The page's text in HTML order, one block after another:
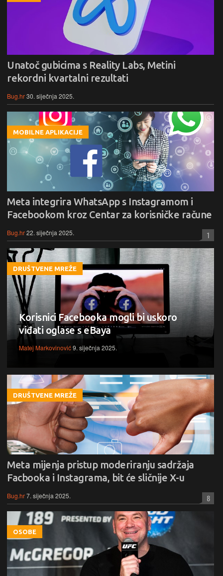
Unatoč gubicima s Reality Labs, Metini
rekordni kvartalni rezultati
Bug.hr30. siječnja 2025.
MOBILNE APLIKACIJE
Meta integrira WhatsApp s Instagramom i
Facebookom kroz Centar za korisničke račune
Bug.hr22. siječnja 2025. 1
DRUŠTVENE MREŽE
Korisnici Facebooka mogli bi uskoro
viđati oglase s eBaya
Matej Markovinović9. siječnja 2025.
DRUŠTVENE MREŽE
Meta mijenja pristup moderiranju sadržaja
Facbooka i Instagrama, bit će sličnije X-u
Bug.hr7. siječnja 2025. 8
OSOBE